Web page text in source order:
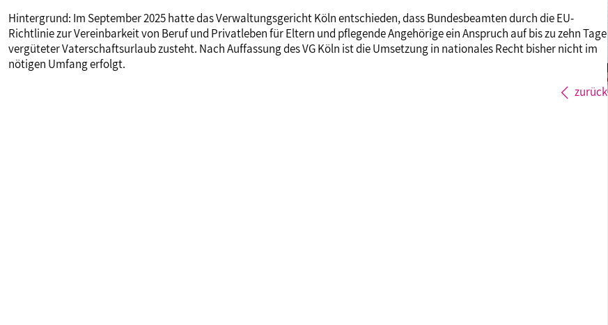
Hintergrund: Im September 2025 hatte das Verwaltungsgericht Köln entschieden, dass Bundesbeamten durch die EU-
Richtlinie zur Vereinbarkeit von Beruf und Privatleben für Eltern und pflegende Angehörige ein Anspruch auf bis zu zehn Tage
vergüteter Vaterschaftsurlaub zusteht. Nach Auffassung des VG Köln ist die Umsetzung in nationales Recht bisher nicht im
nötigen Umfang erfolgt.
zurück